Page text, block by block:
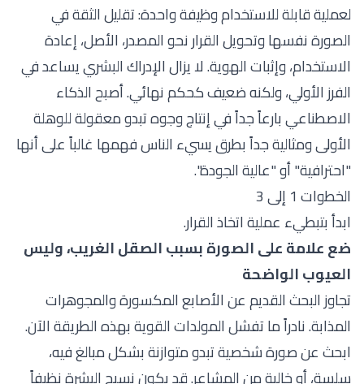
لعملية قابلة للاستخدام وظيفة واحدة: تقليل الثقة في
الصورة نفسها وتحويل القرار نحو المصدر، الأصل، إعادة
الاستخدام، وإثبات الهوية. لا يزال الإدراك البشري يساعد في
الفرز الأولي، ولكنه ضعيف كحكم نهائي. أصبح الذكاء
الاصطناعي بارعاً جداً في إنتاج وجوه تبدو معقولة للوهلة
الأولى ومثالية جداً بطرق يسيء الناس فهمها غالباً على أنها
"احترافية" أو "عالية الجودة".
الخطوات 1 إلى 3
ابدأ بتبطيء عملية اتخاذ القرار.
ضع علامة على الصورة بسبب الصقل الغريب، وليس
العيوب الواضحة
تجاوز البحث القديم عن الأصابع المكسورة والمجوهرات
المذابة. نادراً ما تفشل المولدات القوية بهذه الطريقة الآن.
ابحث عن صورة شخصية تبدو متوازنة بشكل مبالغ فيه،
سلسة، أو خالية من المشاعر. قد يكون نسيج البشرة نظيفاً